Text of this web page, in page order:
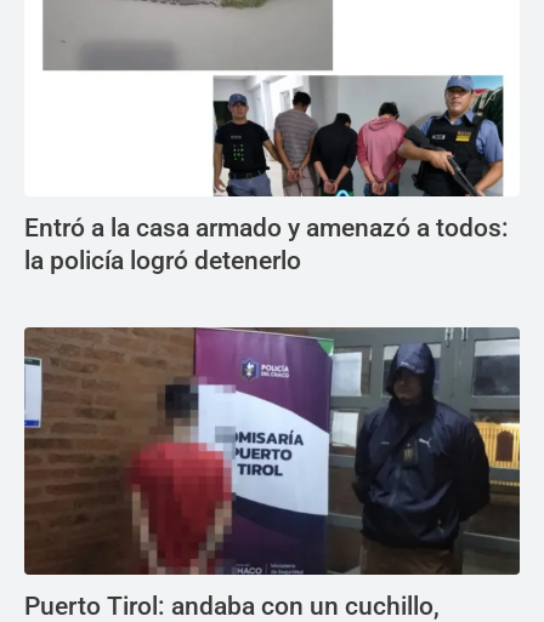
Entró a la casa armado y amenazó a todos:
la policía logró detenerlo
Puerto Tirol: andaba con un cuchillo,